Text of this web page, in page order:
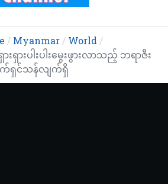
Myanmar
World
ရှားပါးပါးမွေးဖွားလာသည့် ဘရာဇီး
ရှင်သန်လျက်ရှိ